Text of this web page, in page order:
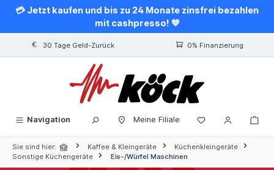
springen
💳 Jetzt kaufen und bis zu 24 Monate zinsfrei bezahlen
mit cashpresso! 💙
30 Tage Geld-Zurück 0% Finanzierung
Navigation Meine Filiale
Sie sind hier: Kaffee & Kleingeräte
Küchenkleingeräte
Sonstige Küchengeräte
Eis-/Würfel Maschinen